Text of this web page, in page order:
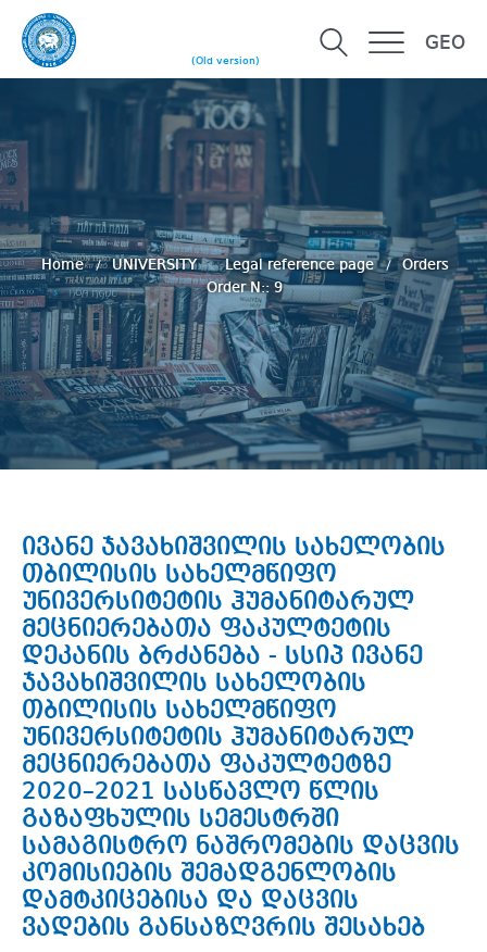
(Old version)
GEO
Home UNIVERSITY Legal reference page
Orders
Order N:: 9
ივანე ჯავახიშვილის სახელობის
თბილისის სახელმწიფო
უნივერსიტეტის ჰუმანიტარულ
მეცნიერებათა ფაკულტეტის
დეკანის ბრძანება - სსიპ ივანე
ჯავახიშვილის სახელობის
თბილისის სახელმწიფო
უნივერსიტეტის ჰუმანიტარულ
მეცნიერებათა ფაკულტეტზე
2020–2021 სასწავლო წლის
გაზაფხულის სემესტრში
სამაგისტრო ნაშრომების დაცვის
კომისიების შემადგენლობის
დამტკიცებისა და დაცვის
ვადების განსაზღვრის შესახებ